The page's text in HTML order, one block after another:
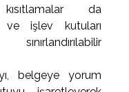
da
ve işlev kutuları
belgeye yorum